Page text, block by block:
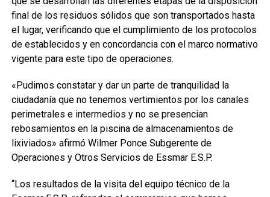
final de los residuos sólidos que son transportados hasta
el lugar, verificando que el cumplimiento de los protocolos
de establecidos y en concordancia con el marco normativo
vigente para este tipo de operaciones.
«Pudimos constatar y dar un parte de tranquilidad la
ciudadanía que no tenemos vertimientos por los canales
perimetrales e intermedios y no se presencian
rebosamientos en la piscina de almacenamientos de
lixiviados» afirmó Wilmer Ponce Subgerente de
Operaciones y Otros Servicios de Essmar E.S.P.
“Los resultados de la visita del equipo técnico de la